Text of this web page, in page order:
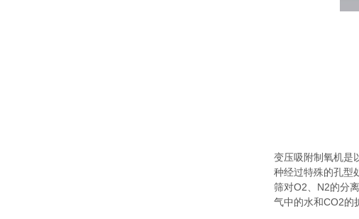
变压吸附制氧机是
种经过特殊的孔型
筛对O2、N2的分
气中的水和CO2的